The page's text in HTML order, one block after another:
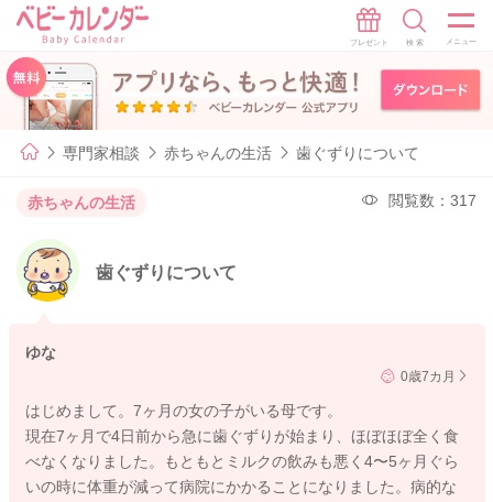
専門家相談 赤ちゃんの生活 歯ぐずりについて
赤ちゃんの生活 閲覧数：317
歯ぐずりについて
ゆな
0歳7カ月
はじめまして。7ヶ月の女の子がいる母です。
現在7ヶ月で4日前から急に歯ぐずりが始まり、ほぼほぼ全く食
べなくなりました。もともとミルクの飲みも悪く4〜5ヶ月ぐら
いの時に体重が減って病院にかかることになりました。病的な